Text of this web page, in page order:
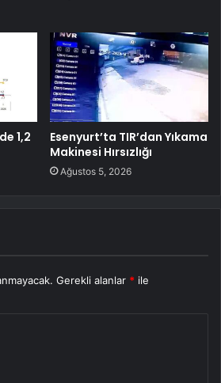
1,2
Esenyurt’ta TIR’dan Yıkama
Makinesi Hırsızlığı
Ağustos 5, 2026
Gerekli alanlar * ile